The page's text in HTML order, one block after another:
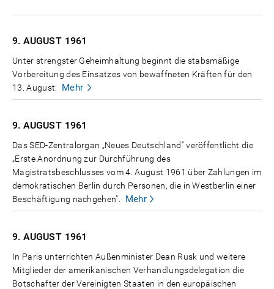
9. AUGUST 1961
Unter strengster Geheimhaltung beginnt die stabsmäßige
Vorbereitung des Einsatzes von bewaffneten Kräften für den
13. August:
Mehr
9. AUGUST 1961
Das SED-Zentralorgan „Neues Deutschland" veröffentlicht die
„Erste Anordnung zur Durchführung des
Magistratsbeschlusses vom 4. August 1961 über Zahlungen im
demokratischen Berlin durch Personen, die in Westberlin einer
Beschäftigung nachgehen".
Mehr
9. AUGUST 1961
In Paris unterrichten Außenminister Dean Rusk und weitere
Mitglieder der amerikanischen Verhandlungsdelegation die
Botschafter der Vereinigten Staaten in den europäischen